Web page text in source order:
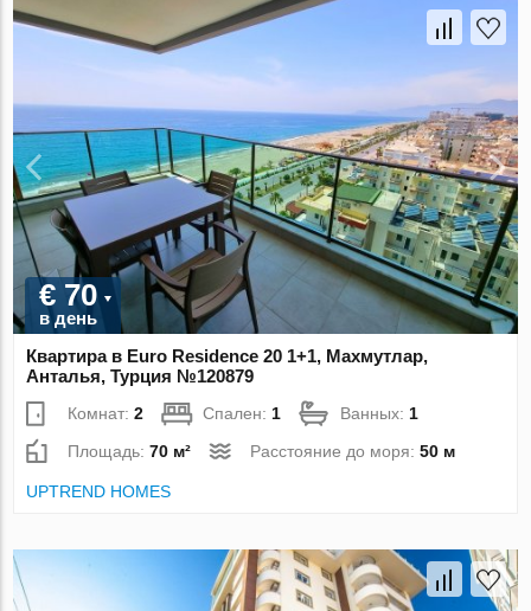
€ 70
в день
Квартира в Euro Residence 20 1+1, Махмутлар,
Анталья, Турция №120879
Комнат:2 Спален: 1 Ванных: 1
Площадь:70 м² Расстояние до моря:50 м
UPTREND HOMES